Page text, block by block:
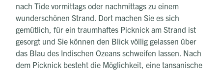
nach Tide vormittags oder nachmittags zu einem
wunderschönen Strand. Dort machen Sie es sich
gemütlich, für ein traumhaftes Picknick am Strand ist
gesorgt und Sie können den Blick völlig gelassen über
das Blau des Indischen Ozeans schweifen lassen. Nach
dem Picknick besteht die Möglichkeit, eine tansanische